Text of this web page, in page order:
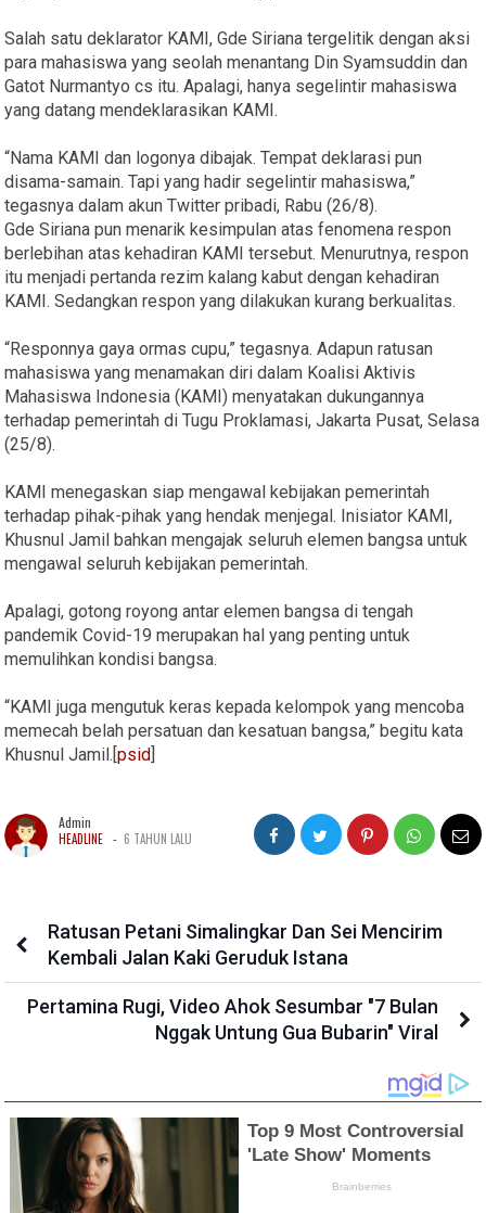
Salah satu deklarator KAMI, Gde Siriana tergelitik dengan aksi
para mahasiswa yang seolah menantang Din Syamsuddin dan
Gatot Nurmantyo cs itu. Apalagi, hanya segelintir mahasiswa
yang datang mendeklarasikan KAMI.
“Nama KAMI dan logonya dibajak. Tempat deklarasi pun
disama-samain. Tapi yang hadir segelintir mahasiswa,”
tegasnya dalam akun Twitter pribadi, Rabu (26/8).
Gde Siriana pun menarik kesimpulan atas fenomena respon
berlebihan atas kehadiran KAMI tersebut. Menurutnya, respon
itu menjadi pertanda rezim kalang kabut dengan kehadiran
KAMI. Sedangkan respon yang dilakukan kurang berkualitas.
“Responnya gaya ormas cupu,” tegasnya. Adapun ratusan
mahasiswa yang menamakan diri dalam Koalisi Aktivis
Mahasiswa Indonesia (KAMI) menyatakan dukungannya
terhadap pemerintah di Tugu Proklamasi, Jakarta Pusat, Selasa
(25/8).
KAMI menegaskan siap mengawal kebijakan pemerintah
terhadap pihak-pihak yang hendak menjegal. Inisiator KAMI,
Khusnul Jamil bahkan mengajak seluruh elemen bangsa untuk
mengawal seluruh kebijakan pemerintah.
Apalagi, gotong royong antar elemen bangsa di tengah
pandemik Covid-19 merupakan hal yang penting untuk
memulihkan kondisi bangsa.
“KAMI juga mengutuk keras kepada kelompok yang mencoba
memecah belah persatuan dan kesatuan bangsa,” begitu kata
Khusnul Jamil.[psid]
Admin
HEADLINE - 6 TAHUN LALU
Ratusan Petani Simalingkar Dan Sei Mencirim
Kembali Jalan Kaki Geruduk Istana
Pertamina Rugi, Video Ahok Sesumbar "7 Bulan
Nggak Untung Gua Bubarin" Viral